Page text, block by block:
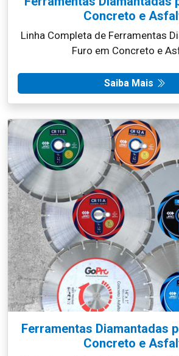
Concreto e
Furo em Concreto e
Saiba Mais
Ferramentas Diamantadas
Concreto e